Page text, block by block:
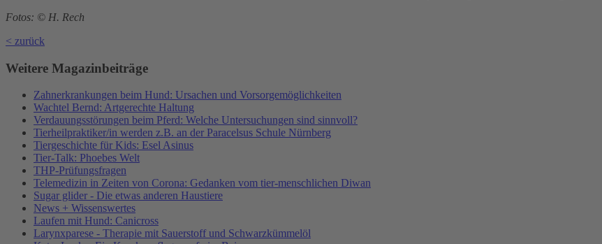
Fotos: © H. Rech
< zurück
Weitere Magazinbeiträge
Zahnerkrankungen beim Hund: Ursachen und Vorsorgemöglichkeiten
Wachtel Bernd: Artgerechte Haltung
Verdauungsstörungen beim Pferd: Welche Untersuchungen sind sinnvoll?
Tierheilpraktiker/in werden z.B. an der Paracelsus Schule Nürnberg
Tiergeschichte für Kids: Esel Asinus
Tier-Talk: Phoebes Welt
THP-Prüfungsfragen
Telemedizin in Zeiten von Corona: Gedanken vom tier-menschlichen Diwan
Sugar glider - Die etwas anderen Haustiere
News + Wissenswertes
Laufen mit Hund: Canicross
Larynxparese - Therapie mit Sauerstoff und Schwarzkümmelöl